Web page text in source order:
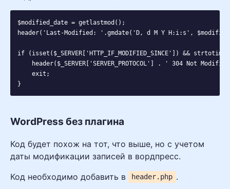
$modified_date = getlastmod();
header('Last-Modified: '.gmdate('D, d M Y H:i:s',
if (isset($_SERVER['HTTP_IF_MODIFIED_SINCE']) &&
header($_SERVER['SERVER_PROTOCOL'] . ' 304 Not
    exit;
WordPress без плагина
Код будет похож на тот, что выше, но с учетом
даты модификации записей в вордпресс.
Код необходимо добавить в
header.php .